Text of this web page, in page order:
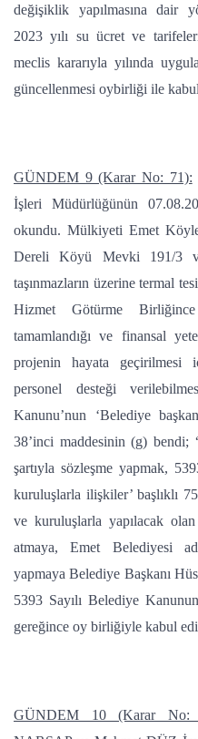
değişiklik yapılmasına dair
2023 yılı su ücret ve
meclis kararıyla yılında
güncellenmesi oybirliği ile
GÜNDEM 9 (Karar No: 71):
İşleri Müdürlüğünün
okundu. Mülkiyeti Emet
Dereli Köyü Mevki 191/3
taşınmazların üzerine termal
Hizmet Götürme Birliğince
tamamlandığı ve finansal
projenin hayata geçirilmesi
personel desteği
Kanunu’nun ‘Belediye
38’inci maddesinin (g) bendi;
şartıyla sözleşme yapmak,
kuruluşlarla ilişkiler’ başlıklı
ve kuruluşlarla yapılacak
atmaya, Emet Belediyesi
yapmaya Belediye Başkanı
5393 Sayılı Belediye
gereğince oy birliğiyle kabul
GÜNDEM 10 (Karar No: